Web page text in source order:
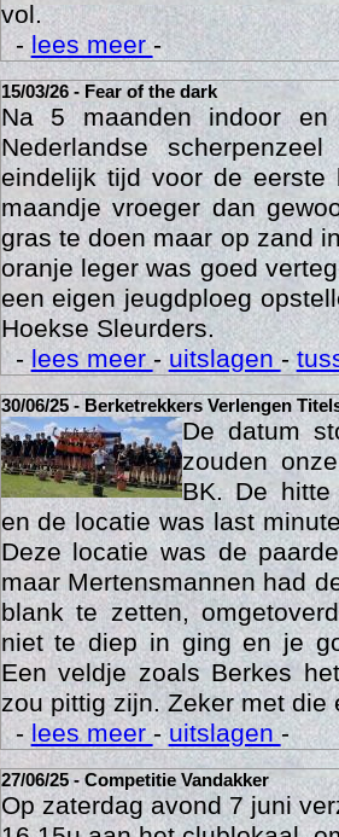
vol.
-lees meer-
15/03/26 - Fear of the dark
Na 5 maanden indoor
Nederlandse
eindelijk tijd voor de eerste
maandje vroeger dan
gras te doen maar op zand
oranje leger was goed
een eigen jeugdploeg
Hoekse Sleurders.
-lees meer -uitslagen-
30/06/25 - Berketrekkers Verlengen
De datum
zouden
BK. De
en de locatie was last
Deze locatie was de
maar Mertensmannen had
blank te zetten,
niet te diep in ging en je
Een veldje zoals Berkes
zou pittig zijn. Zeker met die
-lees meer-uitslagen-
27/06/25 - Competitie Vandakker
Op zaterdag avond 7 juni